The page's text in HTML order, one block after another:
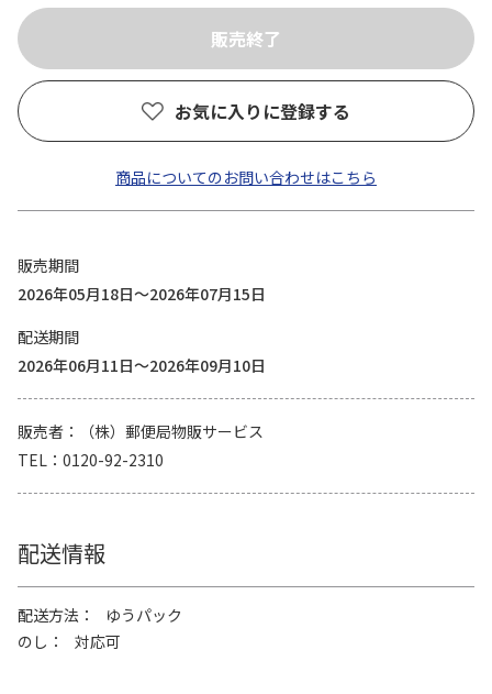
お気に入りに登録する
商品についてのお問い合わせはこちら
販売期間
2026年05月18日～2026年07月15日
配送期間
2026年06月11日～2026年09月10日
販売者
（株）郵便局物販サービス
TEL
0120-92-2310
配送情報
配送方法
ゆうパック
のし
対応可